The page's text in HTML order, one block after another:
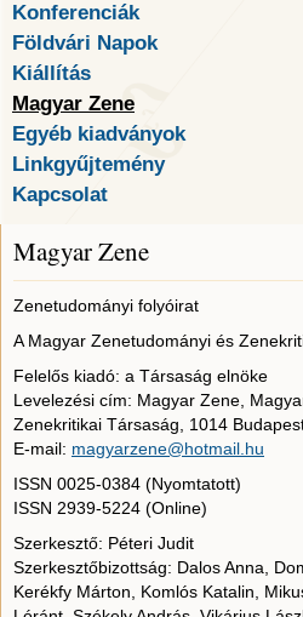
Konferenciák
Földvári Napok
Kiállítás
Magyar Zene
Egyéb kiadványok
Linkgyűjtemény
Kapcsolat
Magyar Zene
Zenetudományi folyóirat
A Magyar Zenetudományi és
Felelős kiadó: a Társaság elnöke
Levelezési cím: Magyar Zene,
Zenekritikai Társaság, 1014
E-mail: magyarzene@hotmail.hu
ISSN 0025-0384 (Nyomtatott)
ISSN 2939-5224 (Online)
Szerkesztő: Péteri Judit
Szerkesztőbizottság: Dalos Anna,
Kerékfy Márton, Komlós Katalin,